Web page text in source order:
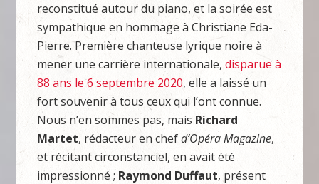
reconstitué autour du piano, et la soirée est
sympathique en hommage à Christiane Eda-
Pierre. Première chanteuse lyrique noire à
mener une carrière internationale,disparue à
88 ans le 6 septembre 2020, elle a laissé un
fort souvenir à tous ceux qui l’ont connue.
Nous n’en sommes pas, mais Richard
Martet, rédacteur en chefd’Opéra Magazine,
et récitant circonstanciel, en avait été
impressionné ; Raymond Duffaut, présent